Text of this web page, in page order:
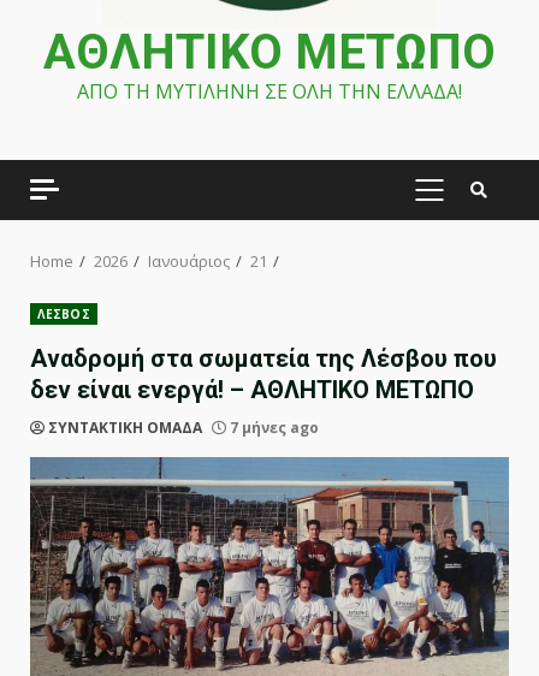
ΑΘΛΗΤΙΚΟ ΜΕΤΩΠΟ
ΑΠΟ ΤΗ ΜΥΤΙΛΗΝΗ ΣΕ ΟΛΗ ΤΗΝ ΕΛΛΑΔΑ!
PRIMARY
Home 2026 Ιανουάριος 21
ΛΕΣΒΟΣ
Αναδρομή στα σωματεία της Λέσβου που
δεν είναι ενεργά! – ΑΘΛΗΤΙΚΟ ΜΕΤΩΠΟ
ΣΥΝΤΑΚΤΙΚΗ ΟΜΑΔΑ 7 μήνες ago